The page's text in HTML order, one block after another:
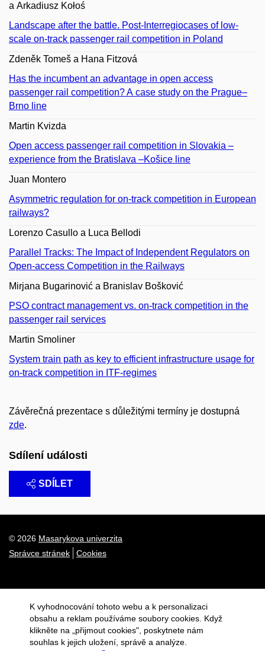
a Arkadiusz Kołoś
Landscape after the battle. Post-Interregiocases of low-
scale on-track passenger rail competition in Poland
Zdeněk Tomeš a Hana Fitzová
Has the incumbent an advantage in open access
passenger rail competition? A case study on the Prague–
Brno line
Martin Kvizda
Open access passenger rail competition in Slovakia –
experience from the Bratislava –Košice line
Juan Montero
Asymmetric regulation for on-track competition in European
railways?
Lorenzo Casullo a Luca Bellodi
Parallel Tracks: The Impact of Independent Regulators on
Open-access Competition in the Railways
Mirjana Bugarinović a Branislav Bošković
PSO contract management vs. on-track competition in the
passenger rail services
Martin Smoliner
System train path as key to efficient infrastructure usage for
on-track competition in ITF-regimes
Závěrečná prezentace s důležitými termíny je dostupná
zde.
Sdílení události
SDÍLET
© 2026 Masarykova univerzita
Správce stránek
Cookies
K vyhodnocování tohoto webu a k personalizaci
obsahu a reklam používáme soubory cookies. Když
klikněte na „přijmout cookies", poskytnete nám
souhlas k jejich uložení, správě a analýze.